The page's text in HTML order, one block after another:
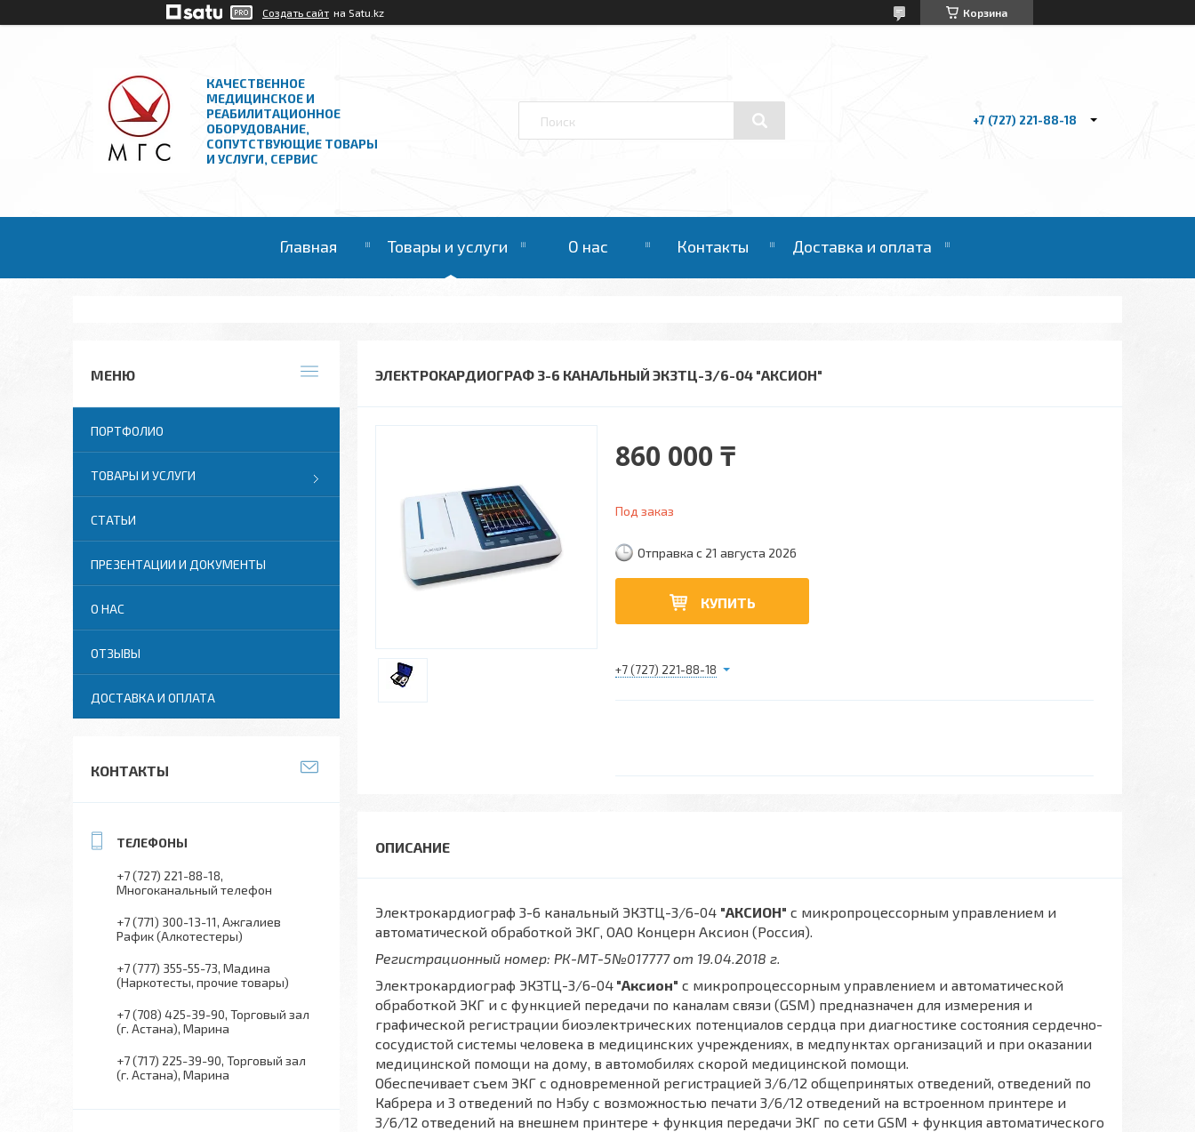
Создать сайт на Satu.kz Корзина
КАЧЕСТВЕННОЕ
МЕДИЦИНСКОЕ И
РЕАБИЛИТАЦИОННОЕ
ОБОРУДОВАНИЕ,
СОПУТСТВУЮЩИЕ ТОВАРЫ
И УСЛУГИ, СЕРВИС
+7 (727) 221-88-18
Главная Товары и услуги О нас Контакты Доставка и оплата
ЭЛЕКТРОКАРДИОГРАФ 3-6 КАНАЛЬНЫЙ ЭК3ТЦ-3/6-04 "АКСИОН"
860 000 ₸
Под заказ
Отправка с 21 августа 2026
КУПИТЬ
+7 (727) 221-88-18
Электрокардиограф 3-6 канальный ЭК3ТЦ-3/6-04 "АКСИОН" с микропроцессорным управлением и
автоматической обработкой ЭКГ, ОАО Концерн Аксион (Россия).
Регистрационный номер: РК-МТ-5№017777 от 19.04.2018 г.
Электрокардиограф ЭКЗТЦ-3/6-04 "Аксион" с микропроцессорным управлением и автоматической
обработкой ЭКГ и с функцией передачи по каналам связи (GSM) предназначен для измерения и
графической регистрации биоэлектрических потенциалов сердца при диагностике состояния сердечно-
сосудистой системы человека в медицинских учреждениях, в медпунктах организаций и при оказании
медицинской помощи на дому, в автомобилях скорой медицинской помощи.
Обеспечивает съем ЭКГ с одновременной регистрацией 3/6/12 общепринятых отведений, отведений по
Кабрера и 3 отведений по Нэбу с возможностью печати 3/6/12 отведений на встроенном принтере и
3/6/12 отведений на внешнем принтере + функция передачи ЭКГ по сети GSM + функция автоматического
ПОРТФОЛИО
ТОВАРЫ И УСЛУГИ
СТАТЬИ
ПРЕЗЕНТАЦИИ И ДОКУМЕНТЫ
О НАС
ОТЗЫВЫ
ДОСТАВКА И ОПЛАТА
КОНТАКТЫ
+7 (727) 221-88-18
Многоканальный телефон
+7 (771) 300-13-11 Ажгалиев
Рафик (Алкотестеры)
+7 (777) 355-55-73 Мадина
(Наркотесты, прочие товары)
+7 (708) 425-39-90 Торговый зал
(г. Астана), Марина
+7 (717) 225-39-90 Торговый зал
(г. Астана), Марина